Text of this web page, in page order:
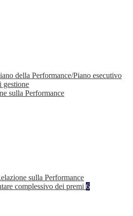
della Performance/Piano esecutivo
gestione
sulla Performance
sulla Performance
complessivo dei premi 6